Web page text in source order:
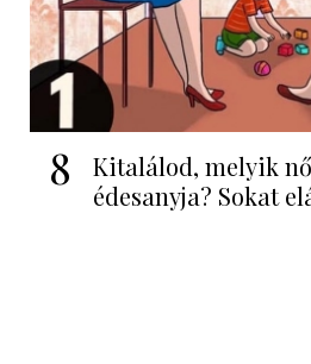
8
Kitalálod, melyik
édesanyja? Sokat